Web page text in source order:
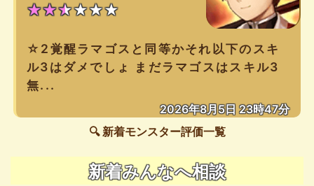
★★★★★★
☆2覚醒ラマゴスと同等かそれ以下のスキ
ル3はダメでしょ まだラマゴスはスキル3
無...
2026年8月5日 23時47分
🔍 新着モンスター評価一覧
新着みんなへ相談